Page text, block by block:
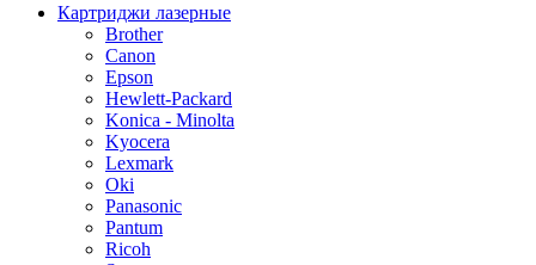
Картриджи лазерные
Brother
Canon
Epson
Hewlett-Packard
Konica - Minolta
Kyocera
Lexmark
Oki
Panasonic
Pantum
Ricoh